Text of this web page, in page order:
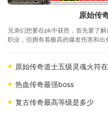
原始传
兄弟们想要在pk中获胜，首先要了
职业，但拥有着极高的爆发伤害和出
原始传奇道士五级灵魂火符
热血传奇最强boss
复古传奇最高等级是多少